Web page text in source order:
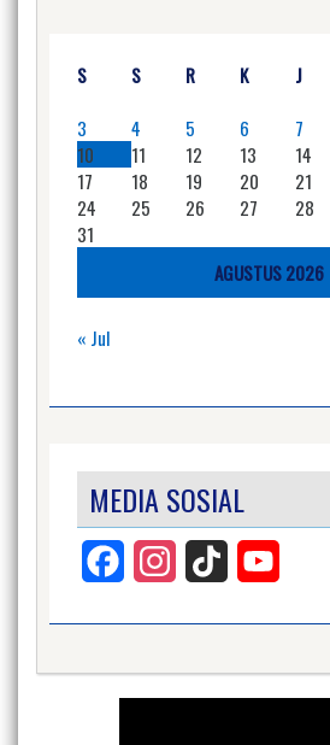
AGUSTUS 2026
S S R K J
3
4 5 6 7
10
11 12 13 14
17
18 19 20 21
24
25 26 27 28
31
« Jul
MEDIA SOSIAL
Facebook InstagramTikTok